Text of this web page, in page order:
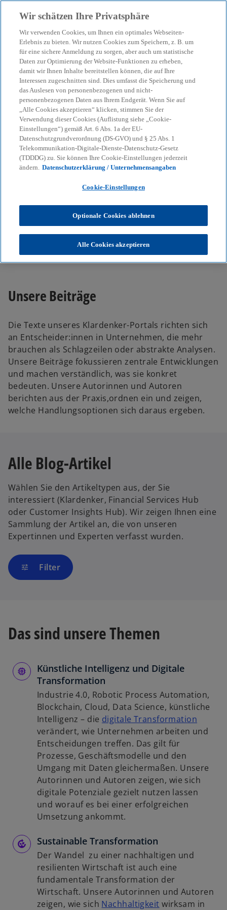
menu search
Unser Blog – Insights für
Ihre nächsten
Entscheidungen
Wir helfen Ihnen, den Überblick zu behalten
bei geopolitischen Verschiebungen, neuen
Unser Blog – Insights für Ihre nächsten Entscheidungen
Unsere Beiträge
Die Texte unseres Klardenker-Portals richten sich
an Entscheider:innen in Unternehmen, die mehr
brauchen als Schlagzeilen oder abstrakte Analysen.
Unsere Beiträge fokussieren zentrale Entwicklungen
und machen verständlich, was sie konkret
bedeuten. Unsere Autorinnen und Autoren
berichten aus der Praxis,ordnen ein und zeigen,
welche Handlungsoptionen sich daraus ergeben.
Alle Blog-Artikel
Wählen Sie den Artikeltypen aus, der Sie
interessiert (Klardenker, Financial Services Hub
oder Customer Insights Hub). Wir zeigen Ihnen eine
Sammlung der Artikel an, die von unseren
Expertinnen und Experten verfasst wurden.
tune Filter
Das sind unsere Themen
Künstliche Intelligenz und Digitale
Transformation
Industrie 4.0, Robotic Process Automation,
Blockchain, Cloud, Data Science, künstliche
Intelligenz – die digitale Transformation
i
i
n
e
e
n
verändert, wie Unternehmen arbeiten und
Entscheidungen treffen. Das gilt für
Prozesse, Geschäftsmodelle und den
Umgang mit Daten gleichermaßen. Unsere
Autorinnen und Autoren zeigen, wie sich
digitale Potenziale gezielt nutzen lassen
und worauf es bei einer erfolgreichen
Umsetzung ankommt.
Sustainable Transformation
Der Wandel zu einer nachhaltigen und
resilienten Wirtschaft ist auch eine
fundamentale Transformation der
Wirtschaft. Unsere Autorinnen und Autoren
zeigen, wie sich Nachhaltigkeitwwirksam in
Wir schätzen Ihre Privatsphäre
Wir verwenden Cookies, um Ihnen ein optimales Webseiten-
Erlebnis zu bieten. Wir nutzen Cookies zum Speichern, z. B. um
für eine sichere Anmeldung zu sorgen, aber auch um statistische
Daten zur Optimierung der Website-Funktionen zu erheben,
damit wir Ihnen Inhalte bereitstellen können, die auf Ihre
Interessen zugeschnitten sind. Dies umfasst die Speicherung und
das Auslesen von personenbezogenen und nicht-
personenbezogenen Daten aus Ihrem Endgerät. Wenn Sie auf
„Alle Cookies akzeptieren“ klicken, stimmen Sie der
Verwendung dieser Cookies (Auflistung siehe „Cookie-
Einstellungen“) gemäß Art. 6 Abs. 1a der EU-
Datenschutzgrundverordnung (DS-GVO) und § 25 Abs. 1
Telekommunikation-Digitale-Dienste-Datenschutz-Gesetz
(TDDDG) zu. Sie können Ihre Cookie-Einstellungen jederzeit
ändern. Datenschutzerklärung / Unternehmensangaben
Cookie-Einstellungen
Optionale Cookies ablehnen
Alle Cookies akzeptieren